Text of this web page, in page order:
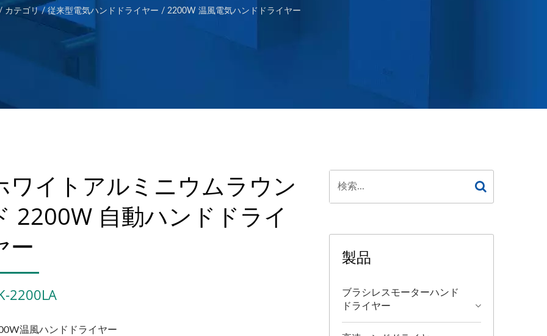
カテゴリ / 従来型電気ハンドドライヤー / 2200W 温風電気ハンドドライヤー
ワイトアルミニウムラウン
2200W 自動ハンドドライ
ー
2200LA
温風ハンドドライヤー
製品
ブラシレスモーターハンド
ドライヤー